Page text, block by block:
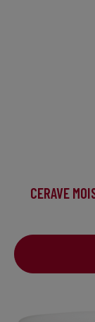
CERAVE